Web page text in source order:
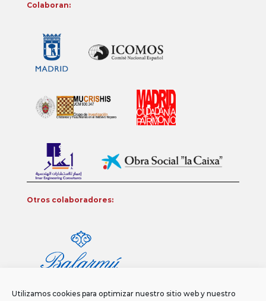
Utilizamos cookies para optimizar nuestro sitio web y nuestro
Colaboran:
Otros colaboradores: